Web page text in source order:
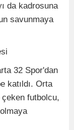
da kadrosuna
savunmaya
32 Spor'dan
katıldı. Orta
futbolcu,